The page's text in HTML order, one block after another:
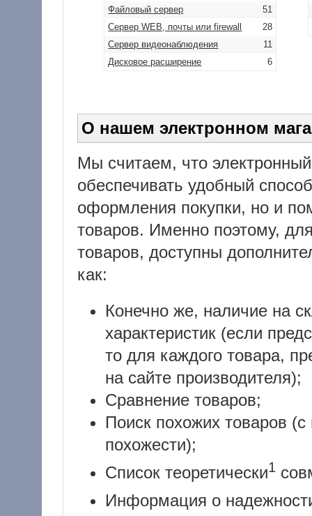
Файловый сервер
51
Сервер WEB, почты или firewall
28
Сервер видеонаблюдения
11
Дисковое расширение
6
О нашем электронном
Мы считаем, что
обеспечивать удобный
оформления покупки, но и
товаров. Именно поэтому,
товаров, доступны
как:
Конечно же, наличие на
характеристик (если
то для каждого товара,
на сайте производителя);
Сравнение товаров;
Поиск похожих товаров
похожести);
Список теоретически1
Информация о